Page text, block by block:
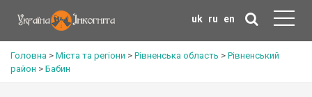
uk ru en
Головна > Міста та регіони > Рівненська область > Рівненський
район > Бабин